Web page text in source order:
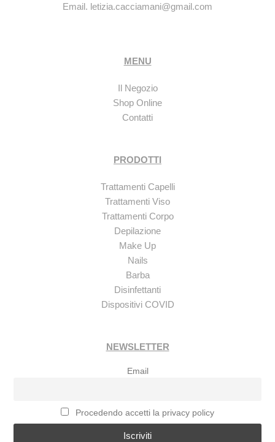
Email. letizia.cacciamani@gmail.com
MENU
Il Negozio
Shop Online
Contatti
PRODOTTI
Trattamenti Capelli
Trattamenti Viso
Trattamenti Corpo
Depilazione
Make Up
Nails
Barba
Disinfettanti
Dispositivi COVID
NEWSLETTER
Email
Procedendo accetti la privacy policy